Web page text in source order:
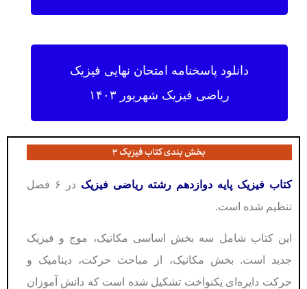
دانلود پاسخنامه امتحان نهایی فیزیک
ریاضی فیزیک شهریور ۱۴۰۳
بخش بندی کتاب فیزیک ۳
کتاب فیزیک پايە دوازدهم رشته ریاضی فیزیک
در ۶ فصل
تنظیم شده است.
این کتاب شامل سه بخش اساسی مکانیک، موج و فیزیک
جدید است. بخش مکانیک، از مباحث حرکت، دینامیک و
حرکت دایره‌ای یکنواخت تشکیل شده است که دانش آموزان